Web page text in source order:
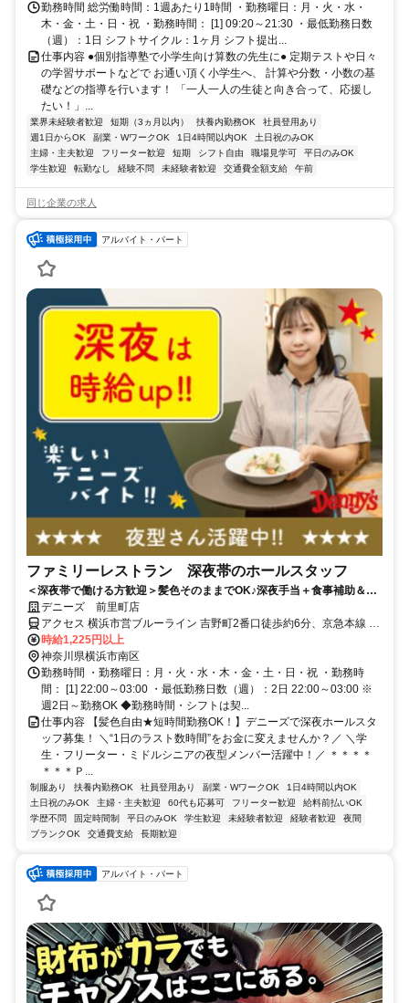
勤務時間 総労働時間：1週あたり1時間 ・勤務曜日：月・火・水・
木・金・土・日・祝 ・勤務時間： [1] 09:20～21:30 ・最低勤務日数
（週）：1日 シフトサイクル：1ヶ月 シフト提出...
仕事内容 ●個別指導塾で小学生向け算数の先生に● 定期テストや日々
の学習サポートなどで お通い頂く小学生へ、 計算や分数・小数の基
礎などの指導を行います！ 「一人一人の生徒と向き合って、応援し
たい！」...
業界未経験者歓迎 短期（3ヵ月以内） 扶養内勤務OK
社員登用あり
週1日からOK
副業・WワークOK 1日4時間以内OK
土日祝のみOK
主婦・主夫歓迎
フリーター歓迎 短期 シフト自由 職場見学可
平日のみOK
学生歓迎
転勤なし 経験不問 未経験者歓迎 交通費全額支給 午前
同じ企業の求人
アルバイト・パート
ファミリーレストラン 深夜帯のホールスタッフ
＜深夜帯で働ける方歓迎＞髪色そのままでOK♪深夜手当＋食事補助＆割
引券で、夜ふかし時間がおトクな収入に◎
デニーズ 前里町店
アクセス 横浜市営ブルーライン 吉野町2番口徒歩約6分、京急本線 南
太田徒歩約6分、京急本線 黄金町徒歩約7分 南太田駅・吉野町駅より
徒歩5分
時給1,225円以上
神奈川県横浜市南区
勤務時間 ・勤務曜日：月・火・水・木・金・土・日・祝 ・勤務時
間： [1] 22:00～03:00 ・最低勤務日数（週）：2日 22:00～03:00 ※
週2日～勤務OK ◆勤務時間・シフトは契...
仕事内容 【髪色自由★短時間勤務OK！】デニーズで深夜ホールスタ
ッフ募集！ ＼“1日のラスト数時間”をお金に変えませんか？／ ＼学
生・フリーター・ミドルシニアの夜型メンバー活躍中！／ ＊＊＊＊
＊＊＊Ｐ...
制服あり 扶養内勤務OK 社員登用あり 副業・WワークOK
1日4時間以内OK
土日祝のみOK
主婦・主夫歓迎 60代も応募可 フリーター歓迎
給料前払いOK
学歴不問
固定時間制 平日のみOK 学生歓迎 未経験者歓迎 経験者歓迎
夜間
ブランクOK
交通費支給 長期歓迎
アルバイト・パート